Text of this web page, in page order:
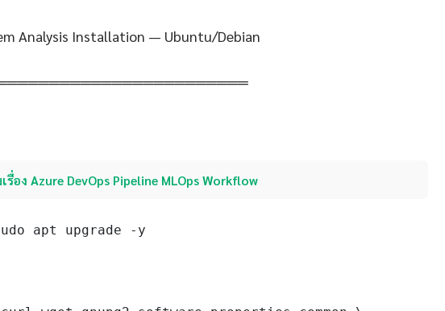
Analysis Installation — Ubuntu/Debian
รื่อง Azure DevOps Pipeline MLOps Workflow
apt upgrade -y